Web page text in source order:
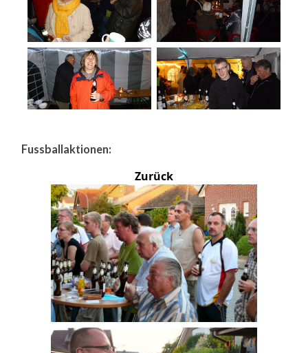
Fussballaktionen:
Zurück